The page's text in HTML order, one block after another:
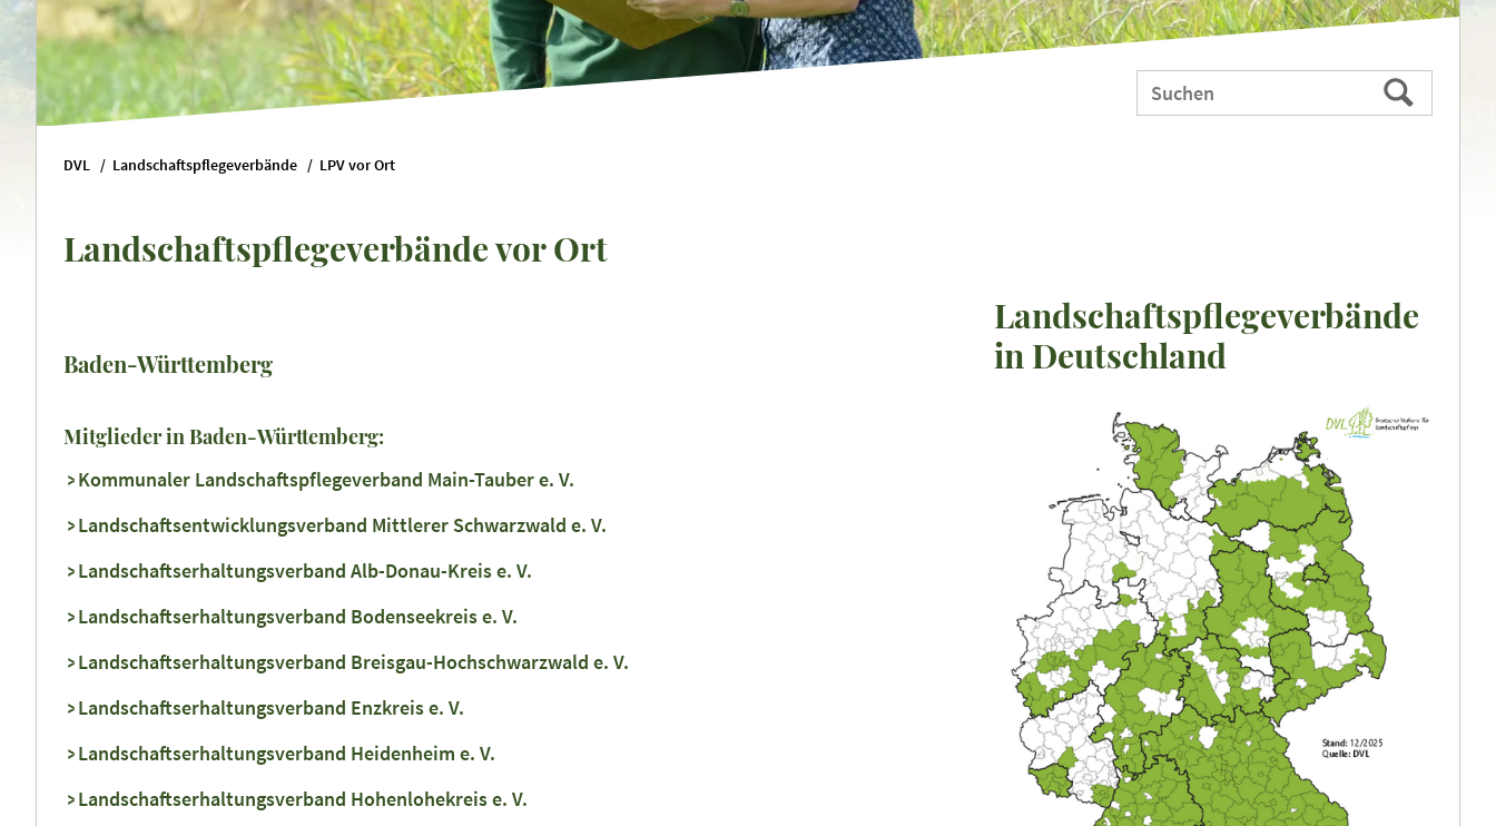
Webauftritt
durchsuchen
Suchen
DVL Landschaftspflegeverbände LPV vor Ort
Landschaftspflegeverbände vor Ort
Baden-Württemberg
Mitglieder in Baden-Württemberg:
Kommunaler Landschaftspflegeverband Main-Tauber e. V.
Landschaftsentwicklungsverband Mittlerer Schwarzwald e. V.
Landschaftserhaltungsverband Alb-Donau-Kreis e. V.
Landschaftserhaltungsverband Bodenseekreis e. V.
Landschaftserhaltungsverband Breisgau-Hochschwarzwald e. V.
Landschaftserhaltungsverband Enzkreis e. V.
Landschaftserhaltungsverband Heidenheim e. V.
Landschaftserhaltungsverband Hohenlohekreis e. V.
Landschaftspflegeverbände
in Deutschland